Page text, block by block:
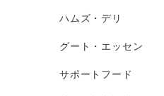
ハムズ・デリ
グート・エッセン
サポートフード